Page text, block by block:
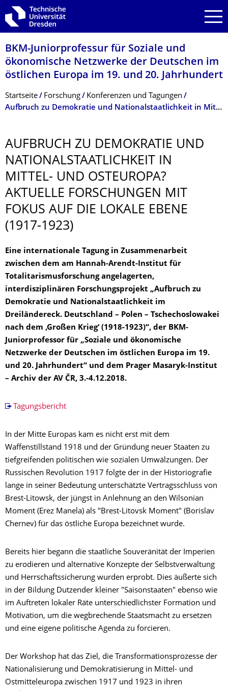
Zur Hauptnavigation springen
Zur Suche springen
Zum Inhalt springen
BKM-Juniorprofessur für Soziale und
ökonomische Netzwerke der Deutschen im
östlichen Europa ­im 19. und 20. Jahrhundert
Breadcrumb-Menü
Startseite Forschung
Konferenzen und Tagungen
Aufbruch zu Demokratie und Nationalstaatlichkeit in Mittel- und Osteuropa?
AUFBRUCH ZU DEMOKRATIE UND
NATIONALSTAAT­LICHKEIT IN
MITTEL- UND OSTEUROPA?
AKTUELLE FORSCHUNGEN MIT
FOKUS AUF DIE LOKALE EBENE
(1917-1923)
Eine internationale Tagung in Zusammenarbeit
zwischen dem am Hannah-Arendt-Institut für
Totalitarismusforschung angelagerten,
interdisziplinären Forschungsprojekt „Aufbruch zu
Demokratie und Nationalstaatlichkeit im
Dreiländereck. Deutschland – Polen – Tschechoslowakei
nach dem ‚Großen Krieg‘ (1918-1923)“, der BKM-
Juniorprofessor für „Soziale und ökonomische
Netzwerke der Deutschen im östlichen Europa im 19.
und 20. Jahrhundert“ und dem Prager Masaryk-Institut
– Archiv der AV ČR, 3.-4.12.2018.
Tagungsbericht
In der Mitte Europas kam es nicht erst mit dem
Waffenstillstand 1918 und der Gründung neuer Staaten zu
tiefgreifenden politischen wie sozialen Umwälzungen. Der
Russischen Revolution 1917 folgte der in der Historiografie
lange in seiner Bedeutung unterschätzte Vertragsschluss von
Brest-Litowsk, der jüngst in Anlehnung an den Wilsonian
Moment (Erez Manela) als "Brest-Litovsk Moment" (Borislav
Chernev) für das östliche Europa bezeichnet wurde.
Bereits hier begann die staatliche Souveränität der Imperien
zu erodieren und alternative Konzepte der Selbstverwaltung
und Herrschaftssicherung wurden erprobt. Dies äußerte sich
in der Bildung Dutzender kleiner "Saisonstaaten" ebenso wie
im Auftreten lokaler Räte unterschiedlichster Formation und
Motivation, um die wegbrechende Staatsmacht zu ersetzen
und eine eigene politische Agenda zu forcieren.
Der Workshop hat das Ziel, die Transformationsprozesse der
Nationalisierung und Demokratisierung in Mittel- und
Ostmitteleuropa zwischen 1917 und 1923 in ihren